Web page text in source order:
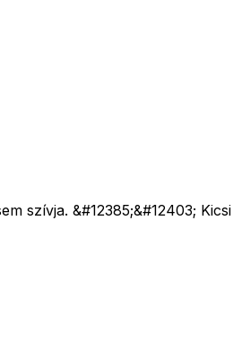
szívja. &#12385;&#12403; Kicsi